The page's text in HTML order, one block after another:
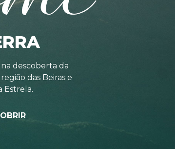
descoberta da
das Beiras e
Estrela.